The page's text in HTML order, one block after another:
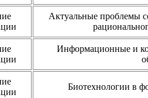
Актуальные проблемы
Информационные и
Биотехнологии в